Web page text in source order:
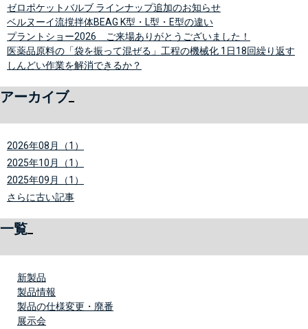
ゼロポケットバルブ ラインナップ追加のお知らせ
ベルヌーイ流撹拌体BEAG K型・L型・E型の違い
プラントショー2026 ご来場ありがとうございました！
医薬品原料の「袋を振って混ぜる」工程の機械化 1日18回繰り返す
しんどい作業を解消できるか？
アーカイブ
2026年08月（1）
2025年10月（1）
2025年09月（1）
さらに古い記事
一覧
新製品
製品情報
製品の仕様変更・廃番
展示会